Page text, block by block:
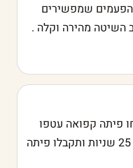
הפעמים שמפשירים
השיטה מהירה וקלה .
פיתה קפואה עטפו
במגבת וקפלו, ושגרו למיקרו 25 שניות ותקבלו פיתה